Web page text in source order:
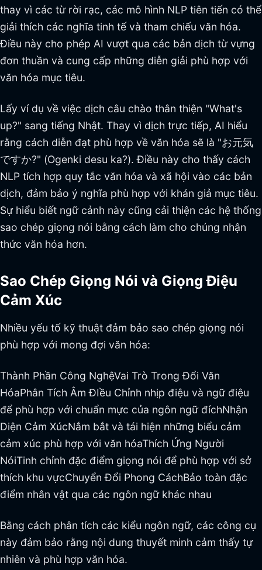
thay vì các từ rời rạc, các mô hình NLP tiên tiến có thể
giải thích các nghĩa tinh tế và tham chiếu văn hóa.
Điều này cho phép AI vượt qua các bản dịch từ vựng
đơn thuần và cung cấp những diễn giải phù hợp với
văn hóa mục tiêu.
Lấy ví dụ về việc dịch câu chào thân thiện "What's
up?" sang tiếng Nhật. Thay vì dịch trực tiếp, AI hiểu
rằng cách diễn đạt phù hợp về văn hóa sẽ là "お元気
ですか?" (Ogenki desu ka?). Điều này cho thấy cách
NLP tích hợp quy tắc văn hóa và xã hội vào các bản
dịch, đảm bảo ý nghĩa phù hợp với khán giả mục tiêu.
Sự hiểu biết ngữ cảnh này cũng cải thiện các hệ thống
sao chép giọng nói bằng cách làm cho chúng nhận
thức văn hóa hơn.
Sao Chép Giọng Nói và Giọng Điệu
Cảm Xúc
Nhiều yếu tố kỹ thuật đảm bảo sao chép giọng nói
phù hợp với mong đợi văn hóa:
Thành Phần Công NghệVai Trò Trong Đổi Văn
HóaPhân Tích Âm ĐIều Chỉnh nhịp điệu và ngữ điệu
để phù hợp với chuẩn mực của ngôn ngữ đíchNhận
Diện Cảm XúcNắm bắt và tái hiện những biểu cảm
cảm xúc phù hợp với văn hóaThích Ứng Người
NóiTinh chỉnh đặc điểm giọng nói để phù hợp với sở
thích khu vựcChuyển Đổi Phong CáchBảo toàn đặc
điểm nhân vật qua các ngôn ngữ khác nhau
Bằng cách phân tích các kiểu ngôn ngữ, các công cụ
này đảm bảo rằng nội dung thuyết minh cảm thấy tự
nhiên và phù hợp văn hóa.